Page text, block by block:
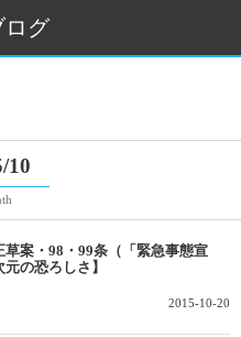
ログ
10
草案・98・99条（「緊急事態宣
の恐ろしさ】
2015-10-20